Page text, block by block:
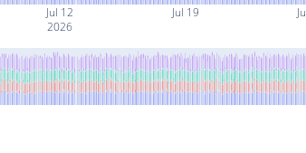
Jul 12
2026
Jul 19